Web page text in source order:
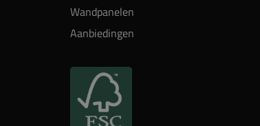
Wandpanelen
Aanbiedingen